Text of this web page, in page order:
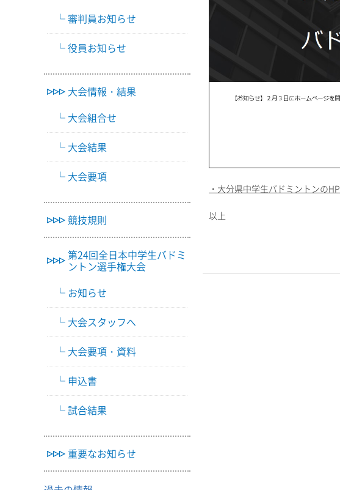
審判員お知らせ
役員お知らせ
大会情報・結果
大会組合せ
大会結果
大会要項
競技規則
第24回全日本中学生バドミ
ントン選手権大会
お知らせ
大会スタッフへ
大会要項・資料
申込書
試合結果
重要なお知らせ
・大分県中学生バドミントンの
以上